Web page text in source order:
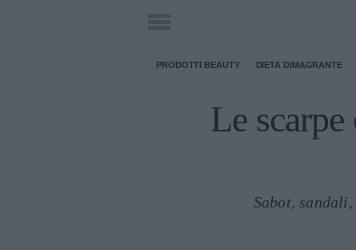
PRODOTTI BEAUTY DIETA DIMAGRANTE
Le
Sabot,